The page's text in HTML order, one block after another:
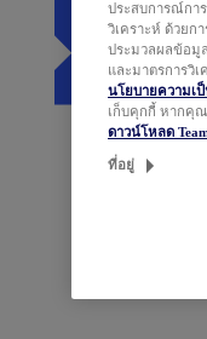
ประสบการณ์กา
วิเคราะห์ ด้วยก
ประมวลผลข้อมู
และมาตรการวิ
นโยบายความเ
เก็บคุกกี้ หากคุณ
ดาวน์โหลด
ที่อยู่